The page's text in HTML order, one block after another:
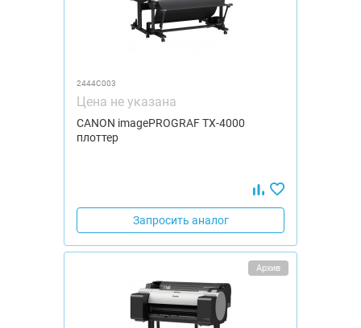
2444C003
Цена не указана
CANON imagePROGRAF TX-4000
плоттер
Запросить аналог
Архив